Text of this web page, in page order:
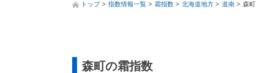
トップ 指数情報一覧 霜指数 北海道地方 道南 森町
森町の霜指数